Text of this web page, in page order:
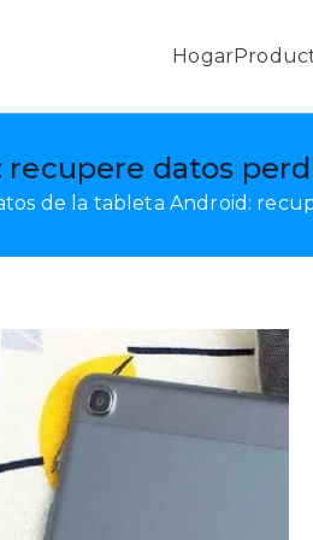
datos de Android y
Hogar
datos
de la tableta Android: